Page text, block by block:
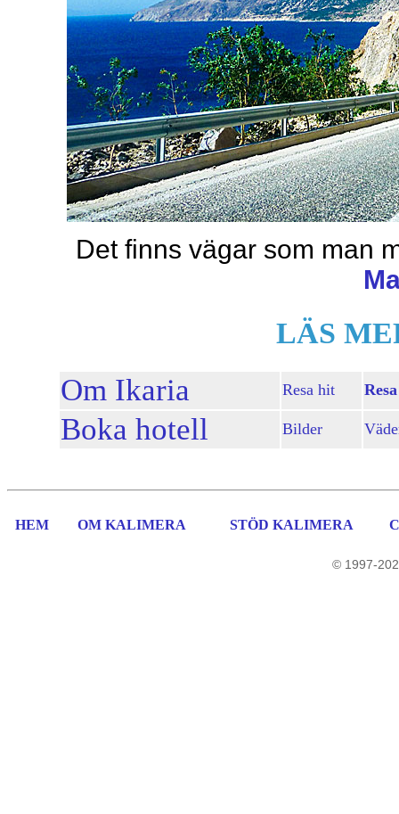
Det finns vägar som man
LÄS
Om Ikaria Resa hit
Boka hotell Bilder
HEM OM KALIMERA STÖD KALIMERA
© 1997-